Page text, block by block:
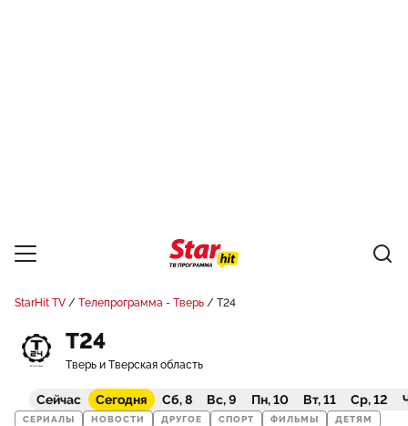
StarHit TV Телепрограмма - Тверь Т24
Т24
Тверь и Тверская область
Сейчас Сегодня Сб, 8 Вс, 9 Пн, 10 Вт, 11 Ср, 12
СЕРИАЛЫ НОВОСТИ ДРУГОЕ СПОРТ ФИЛЬМЫ ДЕТЯМ